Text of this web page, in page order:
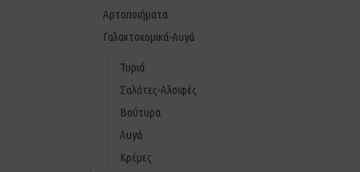
Αρτοποιήματα
Γαλακτοκομικά-Αυγά
Τυριά
Σαλάτες-Αλοιφές
Βούτυρα
Αυγά
Κρέμες